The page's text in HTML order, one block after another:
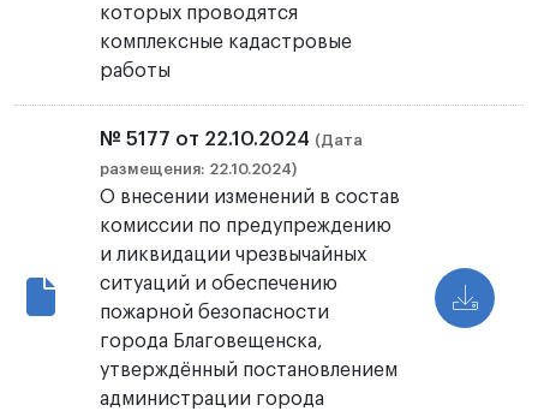
которых проводятся
комплексные кадастровые
работы
№ 5177 от 22.10.2024 (Дата
размещения: 22.10.2024)
О внесении изменений в состав
комиссии по предупреждению
и ликвидации чрезвычайных
ситуаций и обеспечению
пожарной безопасности
города Благовещенска,
утверждённый постановлением
администрации города